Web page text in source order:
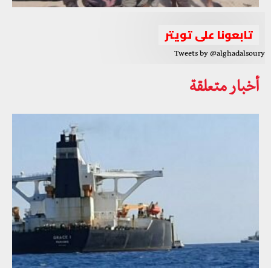
تابعونا على تويتر
Tweets by @alghadalsoury
أخبار متعلقة